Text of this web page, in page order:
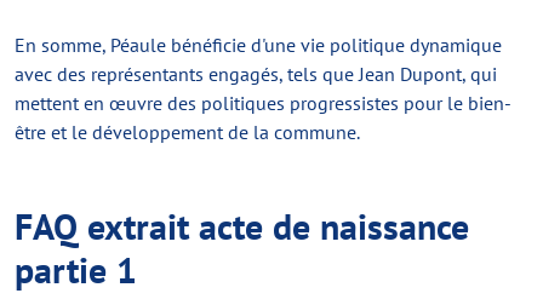
En somme, Péaule bénéficie d'une vie politique dynamique
avec des représentants engagés, tels que Jean Dupont, qui
mettent en œuvre des politiques progressistes pour le bien-
être et le développement de la commune.
FAQ extrait acte de naissance
partie 1